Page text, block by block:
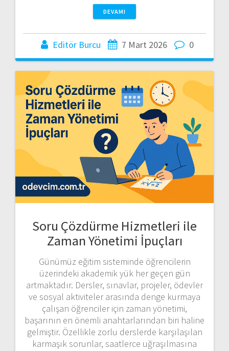
DEVAMI
Editör Burcu 7 Mart 2026 0
Soru Çözdürme Hizmetleri ile
Zaman Yönetimi İpuçları
Günümüz eğitim sisteminde öğrencilerin
üzerindeki akademik yük her geçen gün
artmaktadır. Dersler, sınavlar, projeler, ödevler
ve sosyal aktiviteler arasında denge kurmaya
çalışan öğrenciler için zaman yönetimi,
başarının en önemli anahtarlarından biri haline
gelmiştir. Özellikle zorlu derslerde karşılaşılan
karmaşık sorunlar, saatlerce uğraşılmasına